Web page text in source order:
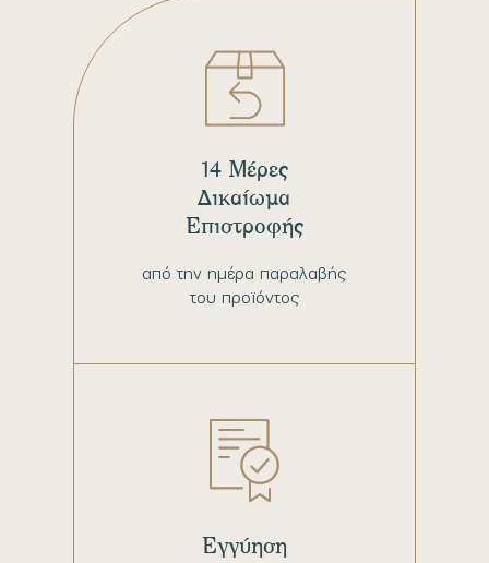
από την ημέρα παραλαβής
του προϊόντος
14 Μέρες
Δικαίωμα
Επιστροφής
Εγγύηση